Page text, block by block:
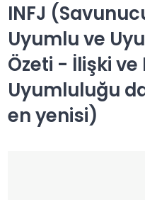
INFJ
Uyumlu ve
Özeti - İlişki ve
Uyumluluğu
en yenisi)